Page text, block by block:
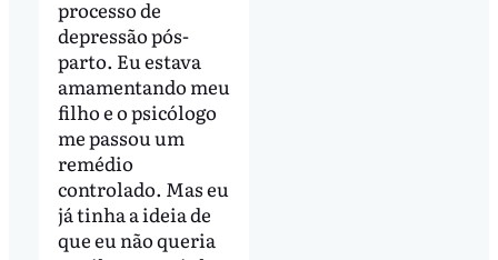
processo de
depressão pós-
parto. Eu estava
amamentando meu
filho e o psicólogo
me passou um
remédio
controlado. Mas eu
já tinha a ideia de
que eu não queria